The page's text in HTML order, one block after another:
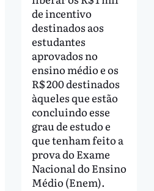
de incentivo
destinados aos
estudantes
aprovados no
ensino médio e os
R$ 200 destinados
àqueles que estão
concluindo esse
grau de estudo e
que tenham feito a
prova do Exame
Nacional do Ensino
Médio (Enem).